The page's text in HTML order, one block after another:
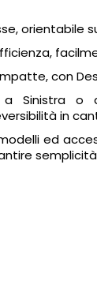
orientabile
con
a Sinistra o
in
ed